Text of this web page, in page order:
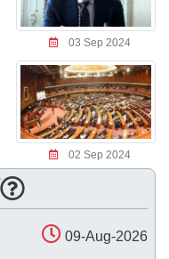
03 Sep 2024
02 Sep 2024
09-Aug-2026